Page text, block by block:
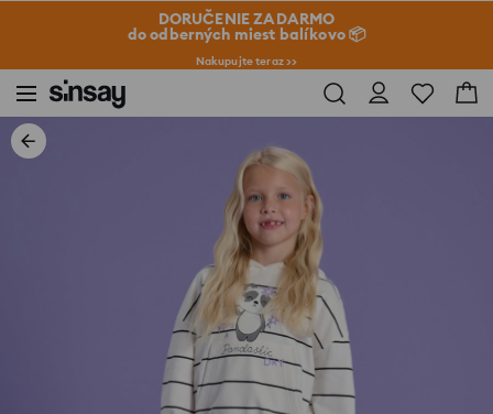
DORUČENIE ZADARMO
do odberných miest balíkovo 📦
Nakupujte teraz >>